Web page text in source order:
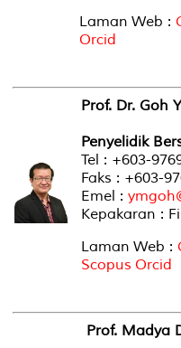
Laman Web :
Orcid
Prof. Dr. Goh
Penyelidik
Tel : +603-
Faks : +603-
Emel :
Kepakaran :
Laman Web :
Scopus Orcid
Prof. Madya